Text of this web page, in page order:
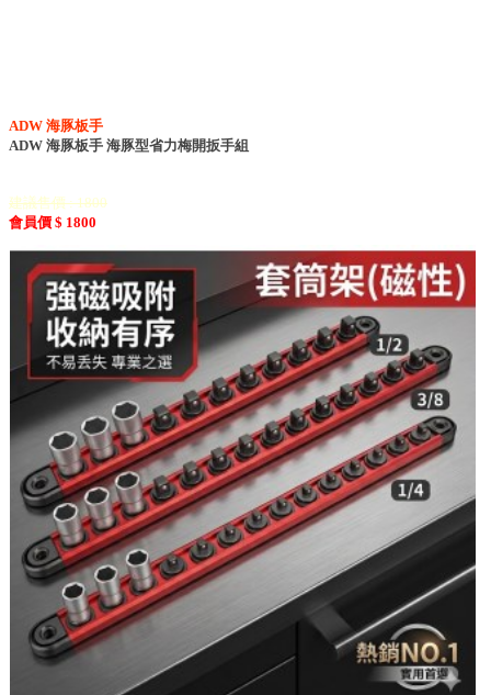
ADW 海豚板手
ADW 海豚板手 海豚型省力梅開扳手組
建議售價 : 1800
會員價 $ 1800